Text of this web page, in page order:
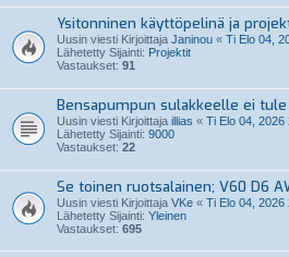
Ysitonninen käyttöpelinä ja
Uusin viesti Kirjoittaja Janinou « Ti Elo 04,
Lähetetty Sijainti: Projektit
Vastaukset: 91
Bensapumpun sulakkeelle ei
Uusin viesti Kirjoittaja illias « Ti Elo 04, 2026
Lähetetty Sijainti: 9000
Vastaukset: 22
Se toinen ruotsalainen; V60 D6
Uusin viesti Kirjoittaja VKe « Ti Elo 04, 2026
Lähetetty Sijainti: Yleinen
Vastaukset: 695